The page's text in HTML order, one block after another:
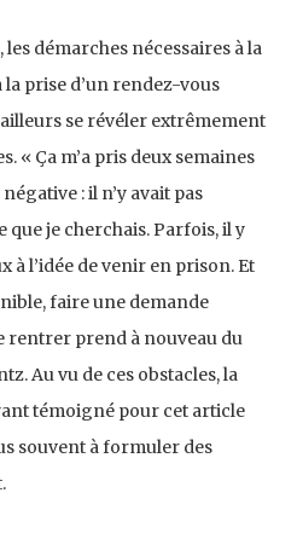
démarches nécessaires à la
prise d’un rendez-vous
se révéler extrêmement
« Ça m’a pris deux semaines
: il n’y avait pas
je cherchais. Parfois, il y
à l’idée de venir en prison. Et
faire une demande
rentrer prend à nouveau du
Au vu de ces obstacles, la
témoigné pour cet article
souvent à formuler des